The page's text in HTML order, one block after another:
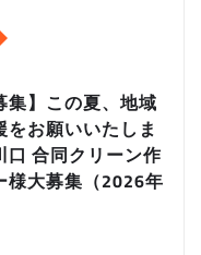
集】この夏、地域
お願いいたしま
合同クリーン作
大募集（2026年